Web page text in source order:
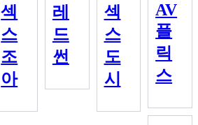
섹
스
조
아
레
드
썬
섹
스
도
시
AV
플
릭
스